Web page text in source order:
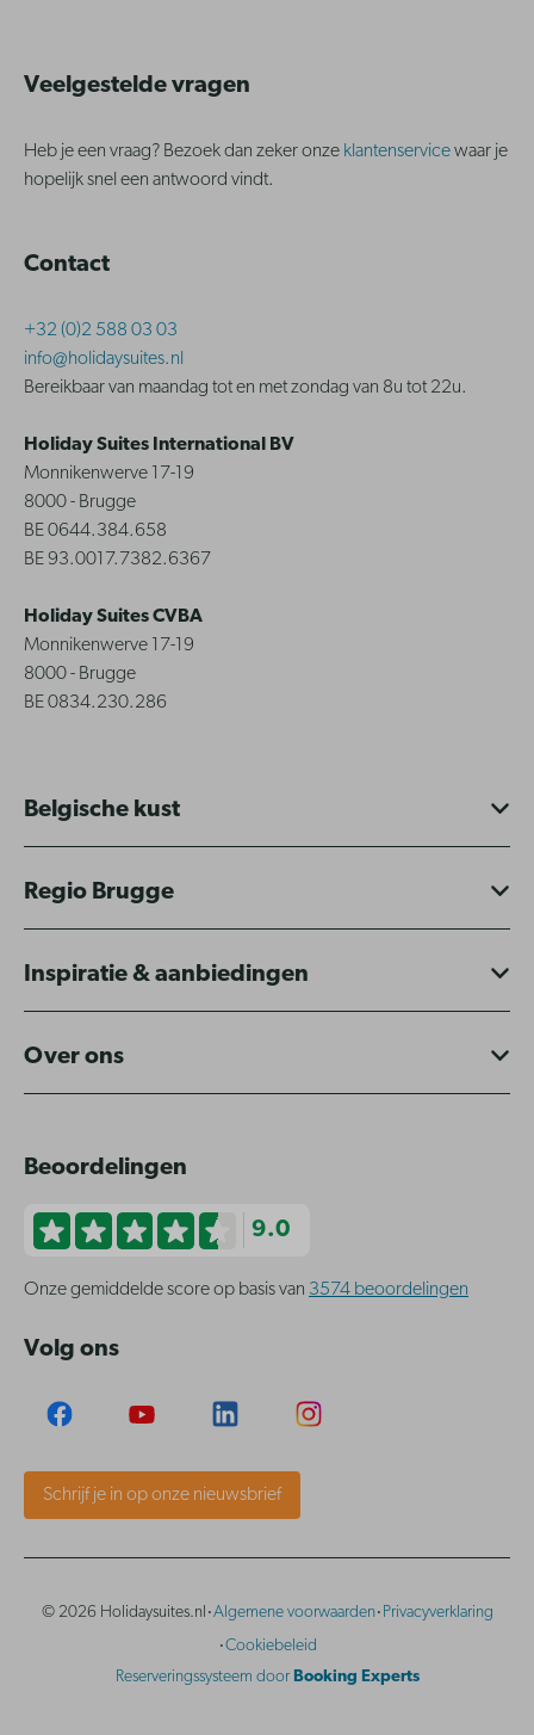
Veelgestelde vragen
Heb je een vraag? Bezoek dan zeker onze klantenservicewaar je
hopelijk snel een antwoord vindt.
Contact
+32 (0)2 588 03 03
info@holidaysuites.nl
Bereikbaar van maandag tot en met zondag van 8u tot 22u.
Holiday Suites International BV
Monnikenwerve 17-19
8000 - Brugge
BE 0644.384.658
BE 93.0017.7382.6367
Holiday Suites CVBA
Monnikenwerve 17-19
8000 - Brugge
BE 0834.230.286
Belgische kust
Regio Brugge
Inspiratie & aanbiedingen
Over ons
Beoordelingen
9.0
Onze gemiddelde score op basis van 3574 beoordelingen
Volg ons
Schrijf je in op onze nieuwsbrief
© 2026 Holidaysuites.nl ·Algemene voorwaarden· Privacyverklaring
·Cookiebeleid
Reserveringssysteem door Booking Experts